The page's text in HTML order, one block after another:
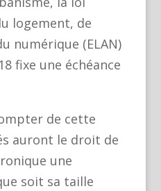
logement, de
numérique (ELAN)
fixe une échéance
de cette
auront le droit de
une
soit sa taille